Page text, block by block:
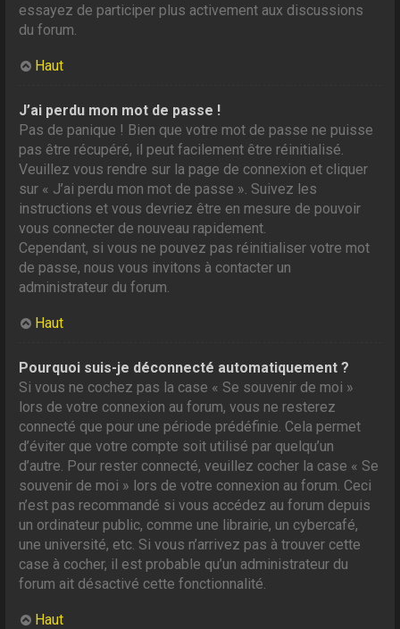
essayez de participer plus activement aux discussions
du forum.
Haut
J’ai perdu mon mot de passe !
Pas de panique ! Bien que votre mot de passe ne puisse
pas être récupéré, il peut facilement être réinitialisé.
Veuillez vous rendre sur la page de connexion et cliquer
sur « J’ai perdu mon mot de passe ». Suivez les
instructions et vous devriez être en mesure de pouvoir
vous connecter de nouveau rapidement.
Cependant, si vous ne pouvez pas réinitialiser votre mot
de passe, nous vous invitons à contacter un
administrateur du forum.
Haut
Pourquoi suis-je déconnecté automatiquement ?
Si vous ne cochez pas la case « Se souvenir de moi »
lors de votre connexion au forum, vous ne resterez
connecté que pour une période prédéfinie. Cela permet
d’éviter que votre compte soit utilisé par quelqu’un
d’autre. Pour rester connecté, veuillez cocher la case « Se
souvenir de moi » lors de votre connexion au forum. Ceci
n’est pas recommandé si vous accédez au forum depuis
un ordinateur public, comme une librairie, un cybercafé,
une université, etc. Si vous n’arrivez pas à trouver cette
case à cocher, il est probable qu’un administrateur du
forum ait désactivé cette fonctionnalité.
Haut